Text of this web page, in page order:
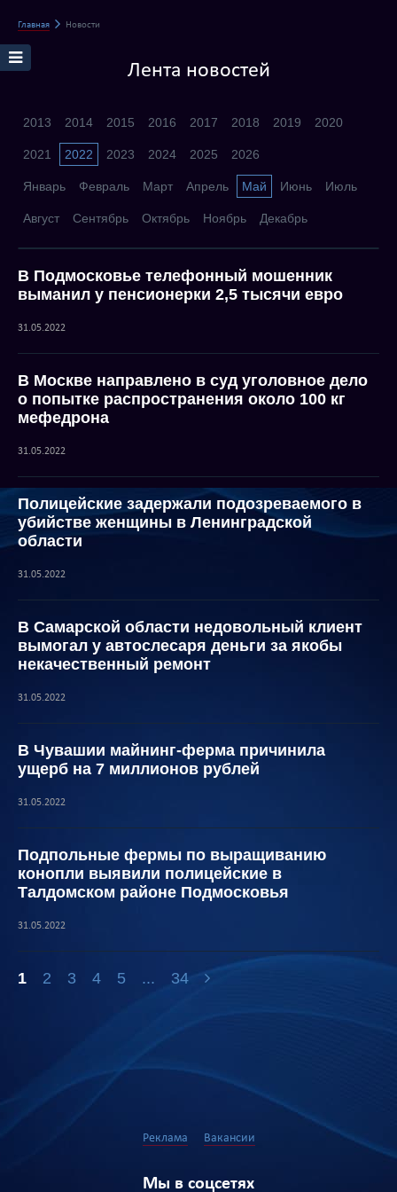
Главная Новости
Лента новостей
2013 2014 2015 2016 2017 2018 2019 2020
2021 2022 2023 2024 2025 2026
Январь Февраль Март Апрель Май Июнь Июль
Август Сентябрь Октябрь Ноябрь Декабрь
В Подмосковье телефонный мошенник
выманил у пенсионерки 2,5 тысячи евро
31.05.2022
В Москве направлено в суд уголовное дело
о попытке распространения около 100 кг
мефедрона
31.05.2022
Полицейские задержали подозреваемого в
убийстве женщины в Ленинградской
области
31.05.2022
В Самарской области недовольный клиент
вымогал у автослесаря деньги за якобы
некачественный ремонт
31.05.2022
В Чувашии майнинг-ферма причинила
ущерб на 7 миллионов рублей
31.05.2022
Подпольные фермы по выращиванию
конопли выявили полицейские в
Талдомском районе Подмосковья
31.05.2022
1 2 3 4 5 ... 34
Реклама Вакансии
Мы в соцсетях